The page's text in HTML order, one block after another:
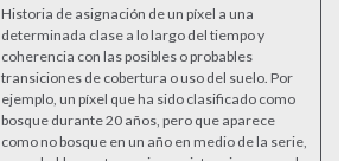
Historia de asignación de un píxel a una
determinada clase a lo largo del tiempo y
coherencia con las posibles o probables
transiciones de cobertura o uso del suelo. Por
ejemplo, un píxel que ha sido clasificado como
bosque durante 20 años, pero que aparece
como no bosque en un año en medio de la serie,